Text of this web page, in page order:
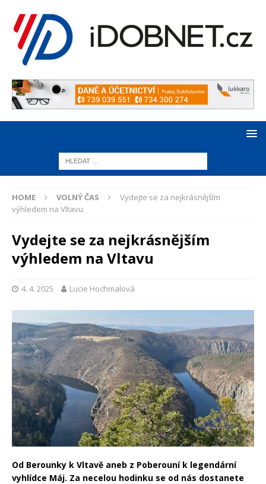
HOME VOLNÝ ČAS
Vydejte se za nejkrásnějším
výhledem na Vltavu
Vydejte se za nejkrásnějším
výhledem na Vltavu
4. 4. 2025 Lucie Hochmalová
Od Berounky k Vltavě aneb z Poberouní k legendární
vyhlídce Máj. Za necelou hodinku se od nás dostanete